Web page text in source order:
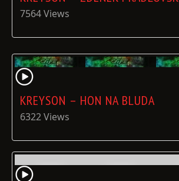
7564 Views
KREYSON – HON NA BLUDA
6322 Views